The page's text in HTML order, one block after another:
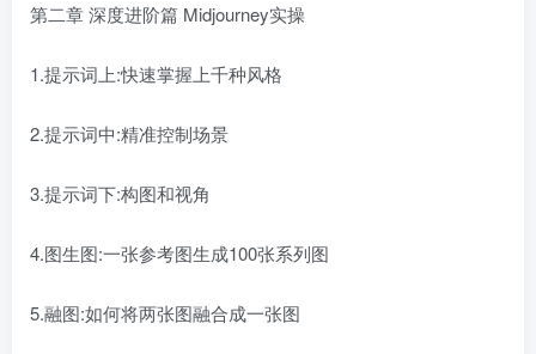
第二章 深度进阶篇 Midjourney实操
1.提示词上:快速掌握上千种风格
2.提示词中:精准控制场景
3.提示词下:构图和视角
4.图生图:一张参考图生成100张系列图
5.融图:如何将两张图融合成一张图